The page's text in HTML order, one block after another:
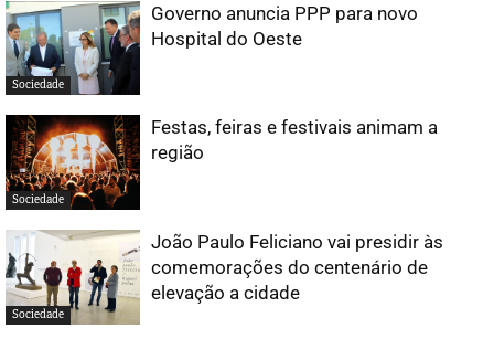
Sociedade
Governo anuncia PPP para novo
Hospital do Oeste
Sociedade
Festas, feiras e festivais animam a
região
Sociedade
João Paulo Feliciano vai presidir às
comemorações do centenário de
elevação a cidade